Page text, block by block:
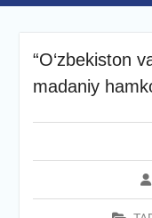
“О‘zbekiston
madaniy